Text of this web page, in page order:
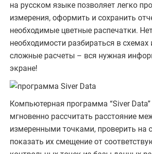
на русском языке позволяет легко
измерения, оформить и сохранить
необходимые цветные распечатки.
необходимости разбираться в схемах
сложные расчеты – вся нужная
экране!
Компьютерная программа “Siver Data”
мгновенно рассчитать расстояние
измеренными точками, проверить на
показать их смещение от